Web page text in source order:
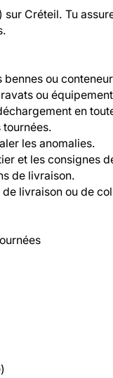
Créteil. Tu
ou
ou
en
les anomalies.
et les consignes
de livraison.
livraison ou de